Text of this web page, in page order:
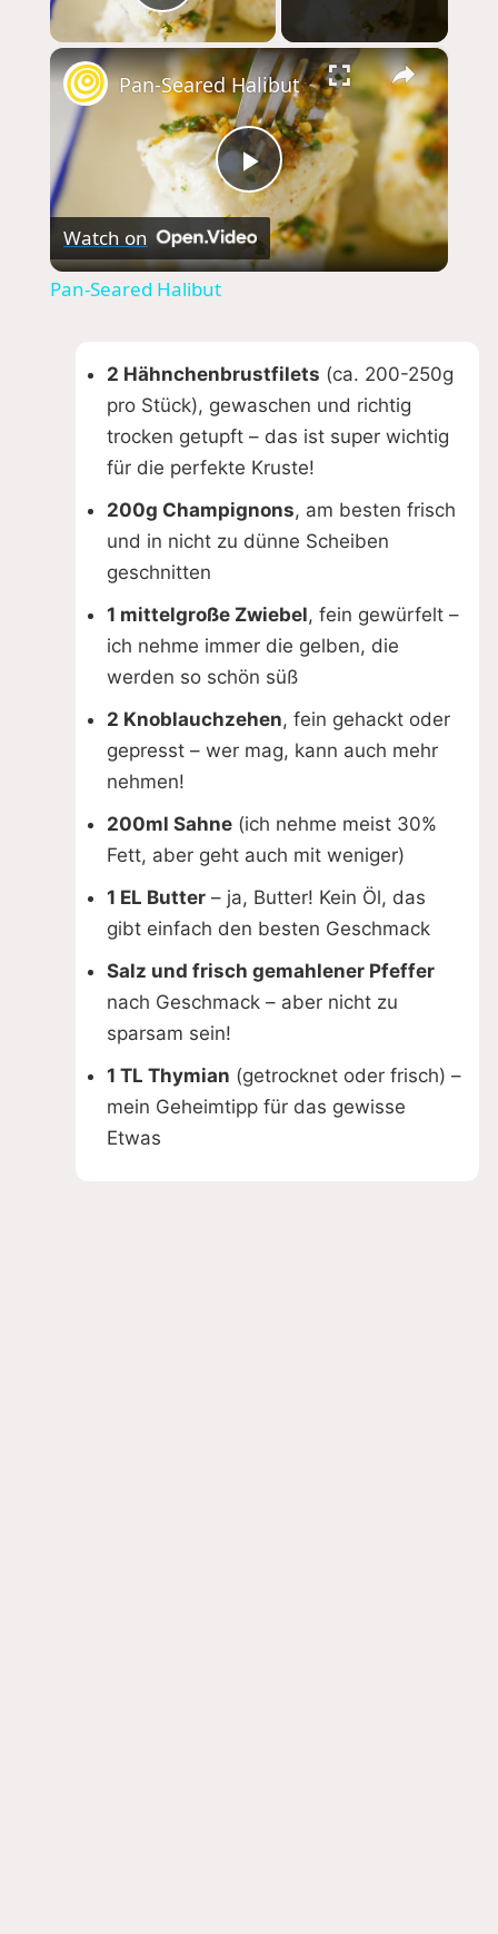
Play Video
×
P
l
y
V
i
e
o
Pan-Seared Halibut
Watch on
Pan-Seared Halibut
2 Hähnchenbrustfilets (ca. 200-250g
pro Stück), gewaschen und richtig
trocken getupft – das ist super wichtig
für die perfekte Kruste!
200g Champignons, am besten frisch
und in nicht zu dünne Scheiben
geschnitten
1 mittelgroße Zwiebel, fein gewürfelt –
ich nehme immer die gelben, die
werden so schön süß
2 Knoblauchzehen, fein gehackt oder
gepresst – wer mag, kann auch mehr
nehmen!
200ml Sahne (ich nehme meist 30%
Fett, aber geht auch mit weniger)
1 EL Butter – ja, Butter! Kein Öl, das
gibt einfach den besten Geschmack
Salz und frisch gemahlener Pfeffer
nach Geschmack – aber nicht zu
sparsam sein!
1 TL Thymian (getrocknet oder frisch) –
mein Geheimtipp für das gewisse
Etwas